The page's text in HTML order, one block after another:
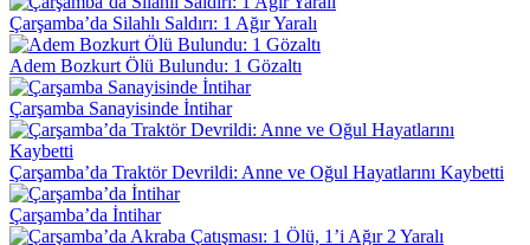
Çarşamba’da Silahlı Saldırı: 1 Ağır Yaralı
Adem Bozkurt Ölü Bulundu: 1 Gözaltı
Çarşamba Sanayisinde İntihar
Çarşamba’da Traktör Devrildi: Anne ve Oğul Hayatlarını Kaybetti
Çarşamba’da İntihar